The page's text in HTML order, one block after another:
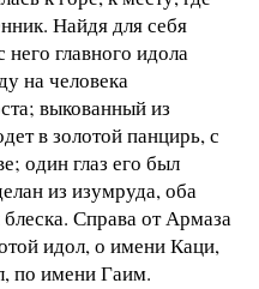
Найдя для себя
главного идола
на человека
выкованный из
в золотой панцирь, с
один глаз его был
из изумруда, оба
Справа от Армаза
идол, о имени Каци,
по имени Гаим.